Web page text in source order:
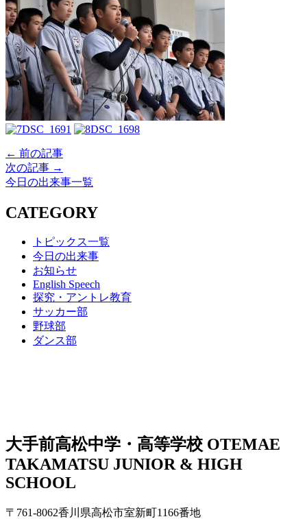
← 前の記事
次の記事 →
今日の出来事一覧
CATEGORY
トピックス一覧
今日の出来事
お知らせ
English Speech
探究・アントレ教育
サッカー部
野球部
ダンス部
大手前高松中学・高等学校 OTEMAE
TAKAMATSU JUNIOR & HIGH
SCHOOL
〒761-8062香川県高松市室新町1166番地